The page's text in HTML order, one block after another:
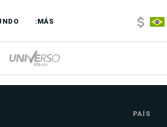
:MÁS
PAÍS